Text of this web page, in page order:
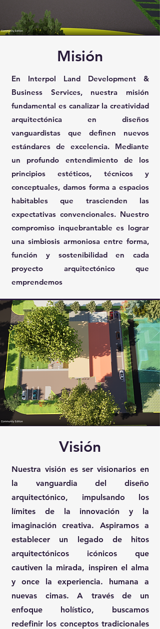
Misión
En Interpol Land Development &
Business Services, nuestra misión
fundamental es canalizar la creatividad
arquitectónica en diseños
vanguardistas que definen nuevos
estándares de excelencia. Mediante
un profundo entendimiento de los
principios estéticos, técnicos y
conceptuales, damos forma a espacios
habitables que trascienden las
expectativas convencionales. Nuestro
compromiso inquebrantable es lograr
una simbiosis armoniosa entre forma,
función y sostenibilidad en cada
proyecto arquitectónico que
emprendemos
Visión
Nuestra visión es ser visionarios en
la vanguardia del diseño
arquitectónico, impulsando los
límites de la innovación y la
imaginación creativa. Aspiramos a
establecer un legado de hitos
arquitectónicos icónicos que
cautiven la mirada, inspiren el alma
y once la experiencia. humana a
nuevas cimas. A través de un
enfoque holístico, buscamos
redefinir los conceptos tradicionales